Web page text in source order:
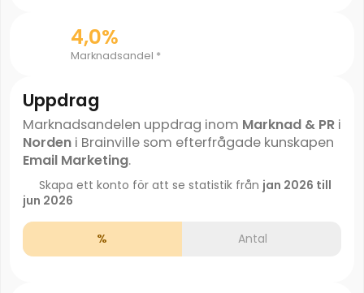
4,0%
Marknadsandel *
Uppdrag
Marknadsandelen uppdrag inom Marknad & PRi
Nordeni Brainville som efterfrågade kunskapen
Email Marketing.
Skapa ett konto för att se statistik från jan 2026 till
jun 2026
% Antal